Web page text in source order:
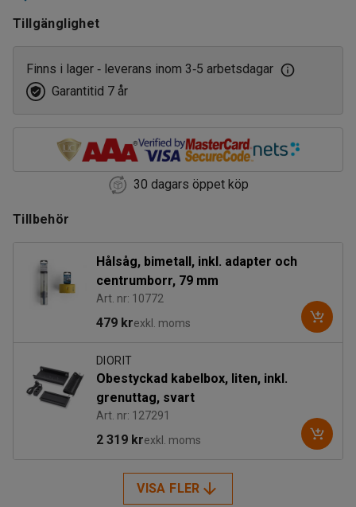
Tillgänglighet
Finns i lager ‑ leverans inom 3‑5 arbetsdagar
Garantitid 7 år
30 dagars öppet köp
Tillbehör
Hålsåg, bimetall, inkl. adapter och
centrumborr, 79 mm
Art. nr: 10772
479 krexkl. moms
DIORIT
Obestyckad kabelbox, liten, inkl.
grenuttag, svart
Art. nr: 127291
2 319 krexkl. moms
VISA FLER